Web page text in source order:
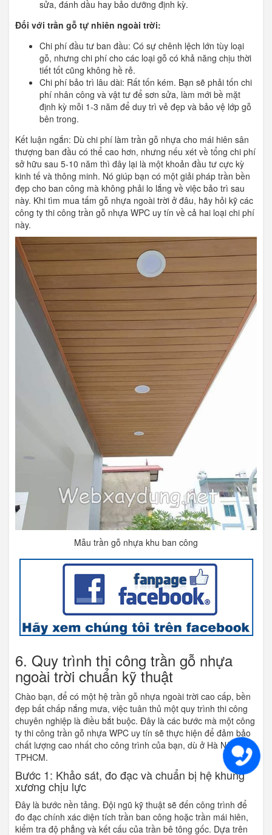
sửa, đánh dầu hay bảo dưỡng định kỳ.
Đối với trần gỗ tự nhiên ngoài trời:
Chi phí đầu tư ban đầu: Có sự chênh lệch lớn tùy loại
gỗ, nhưng chi phí cho các loại gỗ có khả năng chịu thời
tiết tốt cũng không hề rẻ.
Chi phí bảo trì lâu dài: Rất tốn kém. Bạn sẽ phải tốn chi
phí nhân công và vật tư để sơn sửa, làm mới bề mặt
định kỳ mỗi 1-3 năm để duy trì vẻ đẹp và bảo vệ lớp gỗ
bên trong.
Kết luận ngắn: Dù chi phí làm trần gỗ nhựa cho mái hiên sân
thượng ban đầu có thể cao hơn, nhưng nếu xét về tổng chi phí
sở hữu sau 5-10 năm thì đây lại là một khoản đầu tư cực kỳ
kinh tế và thông minh. Nó giúp bạn có một giải pháp trần bền
đẹp cho ban công mà không phải lo lắng về việc bảo trì sau
này. Khi tìm mua tấm gỗ nhựa ngoài trời ở đâu, hãy hỏi kỹ các
công ty thi công trần gỗ nhựa WPC uy tín về cả hai loại chi phí
này.
Mẫu trần gỗ nhựa khu ban công
6. Quy trình thi công trần gỗ nhựa
ngoài trời chuẩn kỹ thuật
Chào bạn, để có một hệ trần gỗ nhựa ngoài trời cao cấp, bền
đẹp bất chấp nắng mưa, việc tuân thủ một quy trình thi công
chuyên nghiệp là điều bắt buộc. Đây là các bước mà một công
ty thi công trần gỗ nhựa WPC uy tín sẽ thực hiện để đảm bảo
chất lượng cao nhất cho công trình của bạn, dù ở Hà Nội hay
TPHCM.
Bước 1: Khảo sát, đo đạc và chuẩn bị hệ khung
xương chịu lực
Đây là bước nền tảng. Đội ngũ kỹ thuật sẽ đến công trình để
đo đạc chính xác diện tích trần ban công hoặc trần mái hiên,
kiểm tra độ phẳng và kết cấu của trần bê tông gốc. Dựa trên